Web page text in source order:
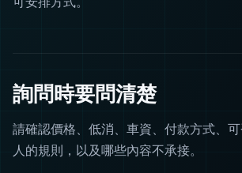
詢問時要問清楚
請確認價格、低消、車資、付款方式、
人的規則，以及哪些內容不承接。